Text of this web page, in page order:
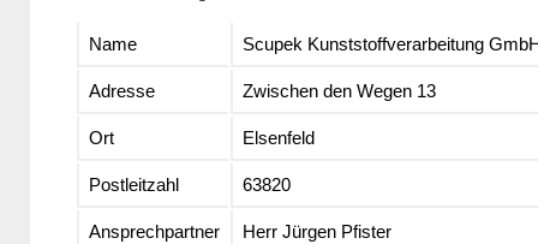
Name Scupek Kunststoffverarbeitung
Adresse Zwischen den Wegen 13
Ort Elsenfeld
Postleitzahl 63820
Ansprechpartner Herr Jürgen Pfister